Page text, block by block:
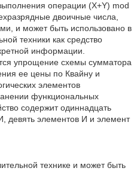
операции (X+Y) mod
двоичные числа,
и может быть использовано в
техники как средство
информации.
упрощение схемы сумматора
ее цены по Квайну и
элементов
функциональных
содержит одиннадцать
элементов И и элемент
технике и может быть